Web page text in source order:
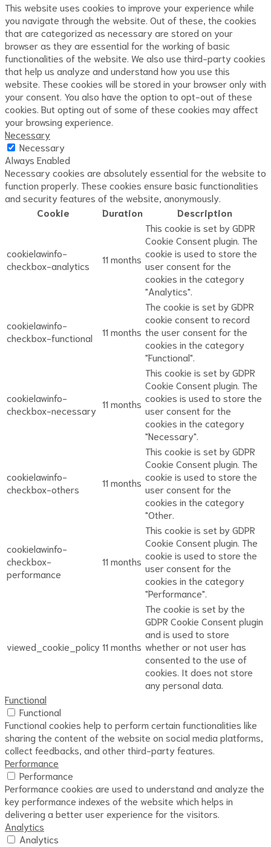
This website uses cookies to improve your experience while
you navigate through the website. Out of these, the cookies
that are categorized as necessary are stored on your
browser as they are essential for the working of basic
functionalities of the website. We also use third-party cookies
that help us analyze and understand how you use this
website. These cookies will be stored in your browser only with
your consent. You also have the option to opt-out of these
cookies. But opting out of some of these cookies may affect
your browsing experience.
Necessary
Necessary
Always Enabled
Necessary cookies are absolutely essential for the website to
function properly. These cookies ensure basic functionalities
and security features of the website, anonymously.
Cookie
Duration Description
cookielawinfo-
checkbox-analytics
11 months
This cookie is set by GDPR
Cookie Consent plugin. The
cookie is used to store the
user consent for the
cookies in the category
"Analytics".
cookielawinfo-
checkbox-functional
11 months
The cookie is set by GDPR
cookie consent to record
the user consent for the
cookies in the category
"Functional".
cookielawinfo-
checkbox-necessary
11 months
This cookie is set by GDPR
Cookie Consent plugin. The
cookies is used to store the
user consent for the
cookies in the category
"Necessary".
cookielawinfo-
checkbox-others
11 months
This cookie is set by GDPR
Cookie Consent plugin. The
cookie is used to store the
user consent for the
cookies in the category
"Other.
cookielawinfo-
checkbox-
performance
11 months
This cookie is set by GDPR
Cookie Consent plugin. The
cookie is used to store the
user consent for the
cookies in the category
"Performance".
viewed_cookie_policy11 months
The cookie is set by the
GDPR Cookie Consent plugin
and is used to store
whether or not user has
consented to the use of
cookies. It does not store
any personal data.
Functional
Functional
Functional cookies help to perform certain functionalities like
sharing the content of the website on social media platforms,
collect feedbacks, and other third-party features.
Performance
Performance
Performance cookies are used to understand and analyze the
key performance indexes of the website which helps in
delivering a better user experience for the visitors.
Analytics
Analytics